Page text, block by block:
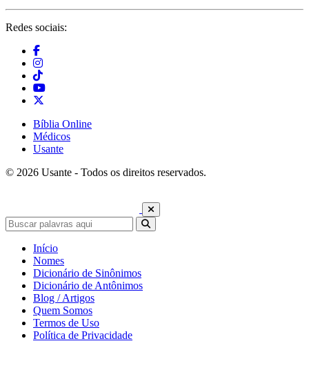
Redes sociais:
Bíblia Online
Médicos
Usante
© 2026 Usante - Todos os direitos reservados.
Início
Nomes
Dicionário de Sinônimos
Dicionário de Antônimos
Blog / Artigos
Quem Somos
Termos de Uso
Política de Privacidade